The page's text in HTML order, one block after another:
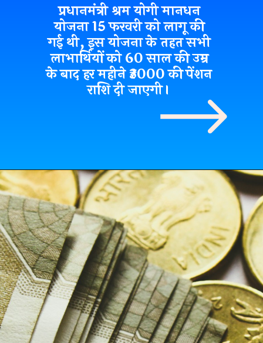
प्रधानमंत्री श्रम योगी मानधन
योजना15 फरवरी को लागू की
गई थी, इस योजना के तहत सभी
लाभार्थियों को 60 साल की उम्र
के बाद हर महीने ₹3000 की पेंशन
राशि दी जाएगी।